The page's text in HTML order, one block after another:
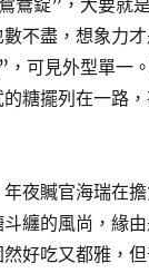
鴦錠”，大要就
不盡，想象力才
，可見外型單一
糖擺列在一路
夜贓官海瑞在
纏的風尚，緣
好吃又都雅，